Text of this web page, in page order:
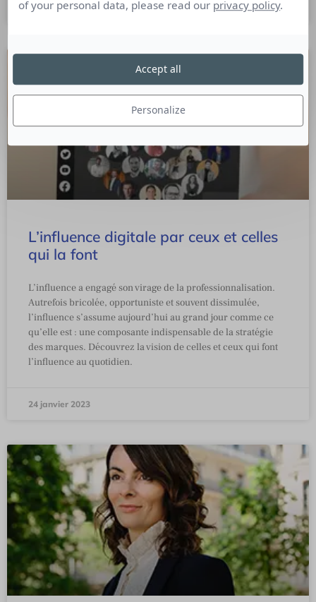
16 mars 2023
L’influence digitale par ceux et celles
qui la font
L’influence a engagé son virage de la professionnalisation.
Autrefois bricolée, opportuniste et souvent dissimulée,
l’influence s’assume aujourd’hui au grand jour comme ce
qu’elle est : une composante indispensable de la stratégie
des marques. Découvrez la vision de celles et ceux qui font
l’influence au quotidien.
24 janvier 2023
of your personal data, please read our privacy policy.
Personalize
Accept all